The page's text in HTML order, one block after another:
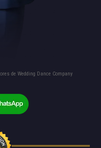
de Wedding Dance Company